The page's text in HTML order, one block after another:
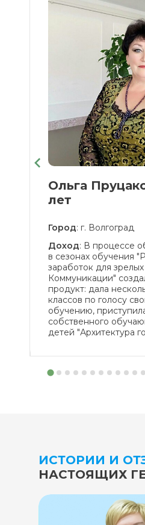
Ольга
лет
Город: г. Волгоград
Доход: В процессе
в сезонах обучения
заработок для
Коммуникации"
продукт: дала
классов по голосу
обучению,
собственного
детей "Архитектура
ИСТОРИИ И
НАСТОЯЩИХ